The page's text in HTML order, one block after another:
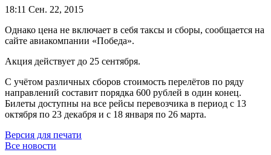
18:11 Сен. 22, 2015
Однако цена не включает в себя таксы и сборы, сообщается на
сайте авиакомпании «Победа».
Акция действует до 25 сентября.
С учётом различных сборов стоимость перелётов по ряду
направлений составит порядка 600 рублей в один конец.
Билеты доступны на все рейсы перевозчика в период с 13
октября по 23 декабря и с 18 января по 26 марта.
Версия для печати
Все новости